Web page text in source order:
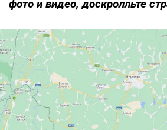
фото и видео, доскролльте